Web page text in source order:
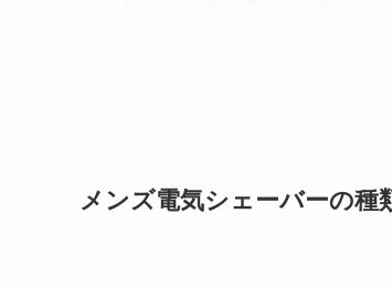
メンズ電気シェーバーの種